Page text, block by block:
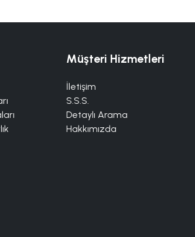
Müşteri Hizmetleri
İletişim
S.S.S.
Detaylı Arama
Hakkımızda